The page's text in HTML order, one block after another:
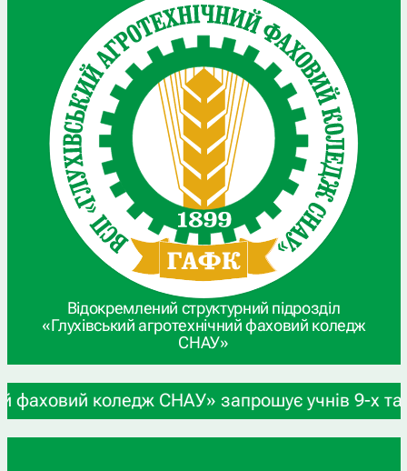
Відокремлений структурний підрозділ
«Глухівський агротехнічний фаховий коледж
СНАУ»
СНАУ» запрошує учнів 9-х та 11-х